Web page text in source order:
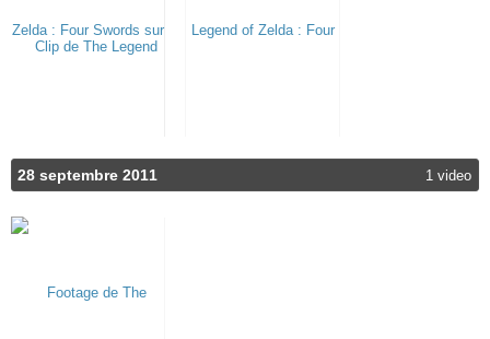
28 septembre 2011 1 video